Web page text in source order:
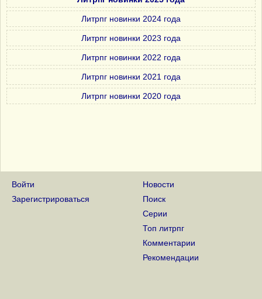
Литрпг новинки 2024 года
Литрпг новинки 2023 года
Литрпг новинки 2022 года
Литрпг новинки 2021 года
Литрпг новинки 2020 года
Войти
Зарегистрироваться
Новости
Поиск
Серии
Топ литрпг
Комментарии
Рекомендации